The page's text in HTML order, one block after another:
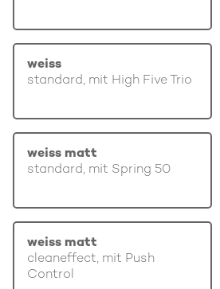
weiss
standard, mit High Five Trio
weiss matt
standard, mit Spring 50
weiss matt
cleaneffect, mit Push
Control